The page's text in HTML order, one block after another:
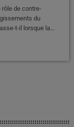
de contre-
du
t-il lorsque la
de ceux